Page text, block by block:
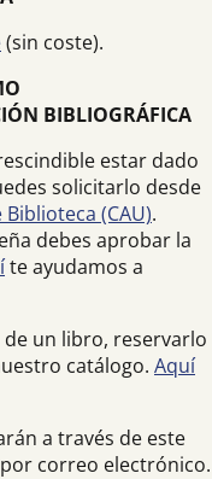
(sin coste).
BIBLIOGRÁFICA
estar dado
solicitarlo desde
(CAU).
debes aprobar la
te ayudamos a
un libro, reservarlo
catálogo. Aquí
a través de este
correo electrónico.